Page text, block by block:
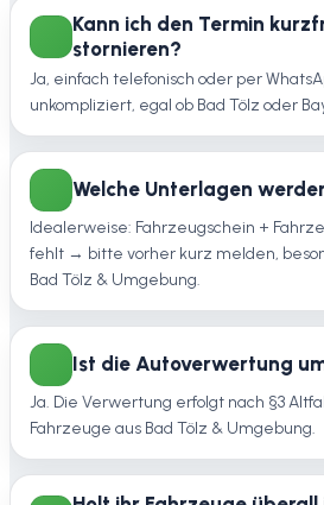
Kann ich den Termin
stornieren?
Ja, einfach telefonisch oder per
unkompliziert, egal ob Bad Tölz oder
Welche Unterlagen
Idealerweise: Fahrzeugschein +
fehlt → bitte vorher kurz melden,
Bad Tölz & Umgebung.
Ist die Autoverwertung
Ja. Die Verwertung erfolgt nach §3
Fahrzeuge aus Bad Tölz & Umgebung.